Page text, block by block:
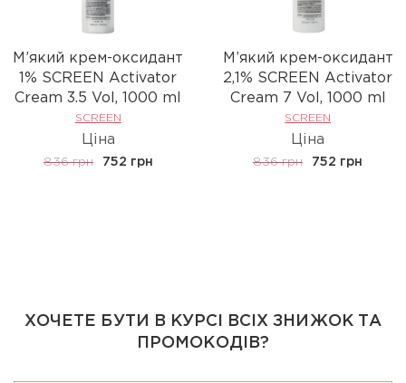
М’який крем-оксидант
1% SCREEN Activator
Cream 3.5 Vol, 1000 ml
SCREEN
Ціна
836 грн 752 грн
М’який крем-оксидант
2,1% SCREEN Activator
Cream 7 Vol, 1000 ml
SCREEN
Ціна
836 грн 752 грн
ХОЧЕТЕ БУТИ В КУРСІ ВСІХ ЗНИЖОК ТА
ПРОМОКОДІВ?